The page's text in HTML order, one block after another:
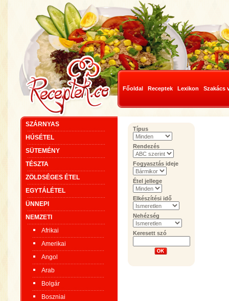
Főoldal Receptek Lexikon Szakács
SZÁRNYAS
HÚSÉTEL
SÜTEMÉNY
TÉSZTA
ZÖLDSÉGES ÉTEL
EGYTÁLÉTEL
ÜNNEPI
NEMZETI
Afrikai
Amerikai
Angol
Arab
Bolgár
Boszniai
Típus
Rendezés
Fogyasztás ideje
Étel jellege
Elkészítési idő
Nehézség
Keresett szó